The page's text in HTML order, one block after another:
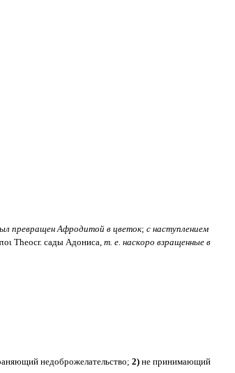
превращен Афродитой в цветок; с наступлением
Theocr. сады Адониса, т. е. наскоро взращенные в
недоброжелательство; 2)не принимающий